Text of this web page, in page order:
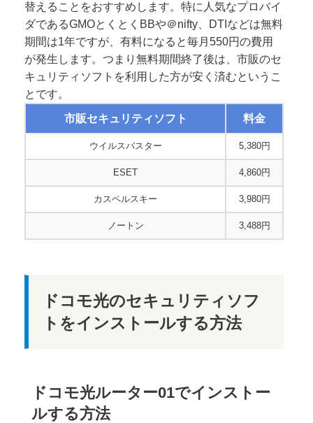
替えることをおすすめします。特に人気なプロバイ
ダであるGMOとくとくBBや＠nifty、DTIなどは無料
期間は1年ですが、有料になると毎月550円の費用
が発生します。つまり無料期間終了後は、市販のセ
キュリティソフトを利用した方が安く済むというこ
とです。
市販セキュリティソフト 料金
ウイルスバスター 5,380円
ESET 4,860円
カスペルスキー 3,980円
ノートン 3,488円
ドコモ光のセキュリティソフ
トをインストールする方法
ドコモ光ルーター01でインストー
ルする方法